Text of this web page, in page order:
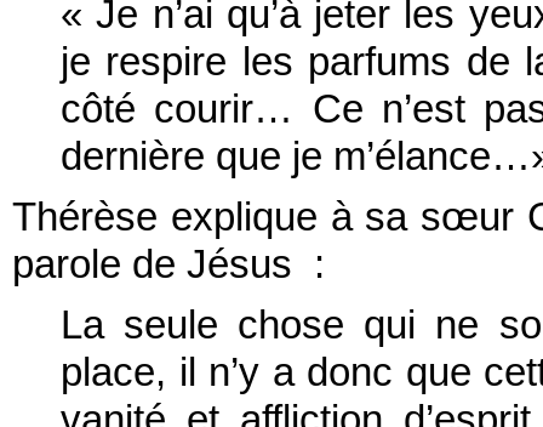
« Je n’ai qu’à jeter les
je respire les parfums de
côté courir… Ce n’est
dernière que je
Thérèse explique à sa sœur
parole de Jésus :
La seule chose qui ne
place, il n’y a donc que